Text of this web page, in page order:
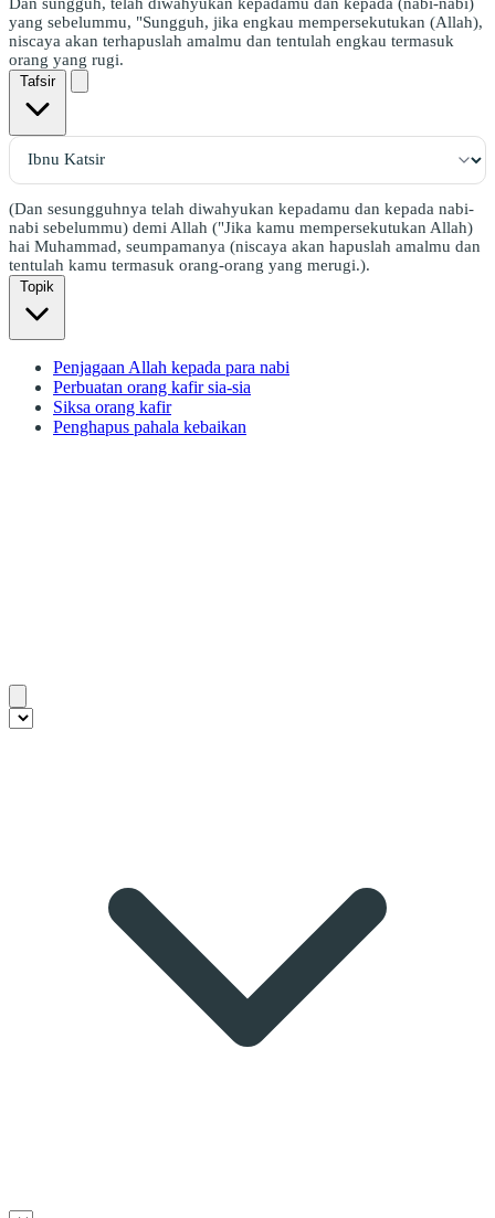
yang sebelummu, "Sungguh, jika engkau mempersekutukan (Allah),
niscaya akan terhapuslah amalmu dan tentulah engkau termasuk
orang yang rugi.
Tafsir
(Dan sesungguhnya telah diwahyukan kepadamu dan kepada nabi-
nabi sebelummu) demi Allah ("Jika kamu mempersekutukan Allah)
hai Muhammad, seumpamanya (niscaya akan hapuslah amalmu dan
tentulah kamu termasuk orang-orang yang merugi.).
Topik
Penjagaan Allah kepada para nabi
Perbuatan orang kafir sia-sia
Siksa orang kafir
Penghapus pahala kebaikan